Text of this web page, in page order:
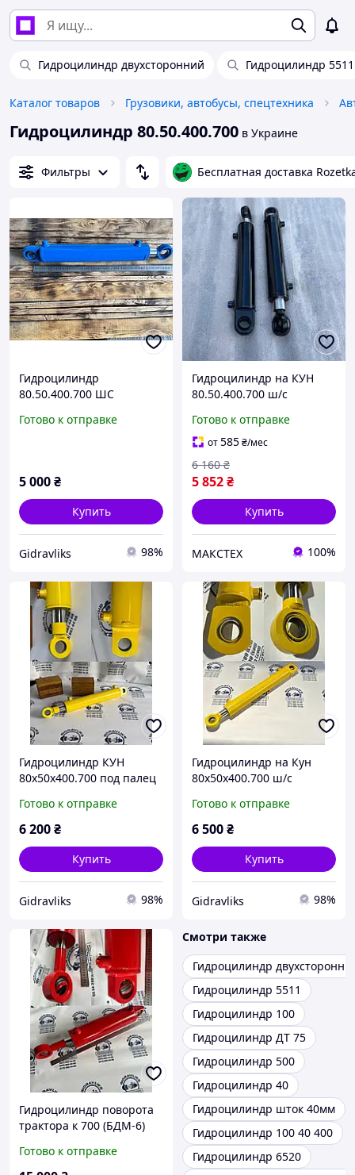
Гидроцилиндр двухсторонний Гидроцилиндр 5511
Каталог товаров Грузовики, автобусы, спецтехника
Гидроцилиндр 80.50.400.700 в Украине
Фильтры Бесплатная доставка
Гидроцилиндр
80.50.400.700 ШС
UBG)
Готово к отправке
5 000₴
Купить
Gidravliks 98%
Гидроцилиндр на КУН
80.50.400.700 ш/с
Готово к отправке
от585₴/мес
5 852₴
6 160 ₴
Купить
МАКСТЕХ 100%
Гидроцилиндр КУН
80х50х400.700 под палец
Готово к отправке
6 200₴
Купить
Gidravliks 98%
Гидроцилиндр на Кун
80х50х400.700 ш/с
Готово к отправке
6 500₴
Купить
Gidravliks 98%
Гидроцилиндр поворота
трактора к 700 (БДМ-6)
МС125/50х400-3(4).11(797)
Готово к отправке
Смотри также
Гидроцилиндр
Гидроцилиндр 5511
Гидроцилиндр 100
Гидроцилиндр ДТ 75
Гидроцилиндр 500
Гидроцилиндр 40
Гидроцилиндр шток 40мм
Гидроцилиндр 100 40 400
Гидроцилиндр 6520